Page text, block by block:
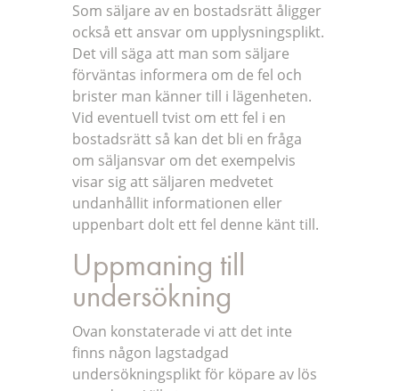
Som säljare av en bostadsrätt åligger
också ett ansvar om upplysningsplikt.
Det vill säga att man som säljare
förväntas informera om de fel och
brister man känner till i lägenheten.
Vid eventuell tvist om ett fel i en
bostadsrätt så kan det bli en fråga
om säljansvar om det exempelvis
visar sig att säljaren medvetet
undanhållit informationen eller
uppenbart dolt ett fel denne känt till.
Uppmaning till
undersökning
Ovan konstaterade vi att det inte
finns någon lagstadgad
undersökningsplikt för köpare av lös